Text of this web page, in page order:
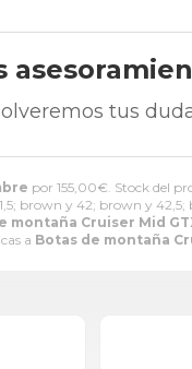
por 155,00€ . Stock del
brown y 42; brown y
montaña Cruiser Mid
a Botas de montaña
tus